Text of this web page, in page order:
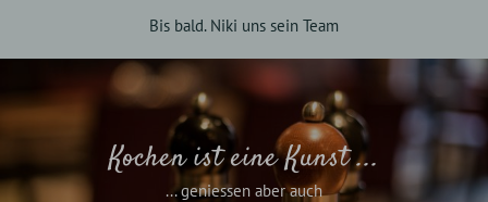
Bis bald. Niki uns sein Team
Kochen ist eine Kunst ...
... geniessen aber auch